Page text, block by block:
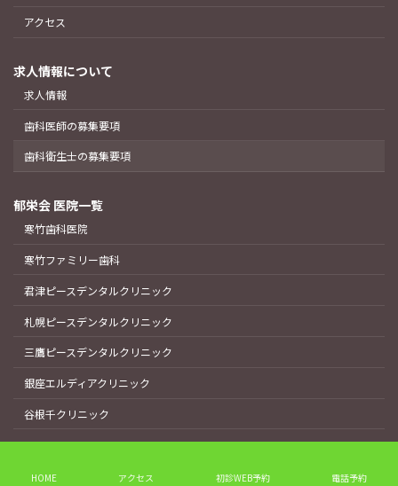
アクセス
求人情報について
求人情報
歯科医師の募集要項
歯科衛生士の募集要項
郁栄会 医院一覧
寒竹歯科医院
寒竹ファミリー歯科
君津ピースデンタルクリニック
札幌ピースデンタルクリニック
三鷹ピースデンタルクリニック
銀座エルディアクリニック
谷根千クリニック
Reserved.
HOME アクセス 初診WEB予約 電話予約